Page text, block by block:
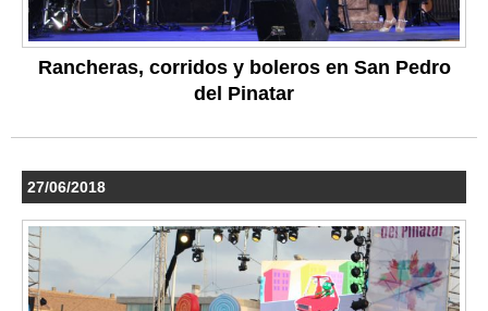
Rancheras, corridos y boleros en San Pedro
del Pinatar
27/06/2018